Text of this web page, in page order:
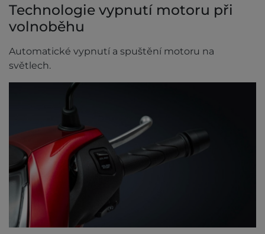
Technologie vypnutí motoru při
volnoběhu
Automatické vypnutí a spuštění motoru na
světlech.